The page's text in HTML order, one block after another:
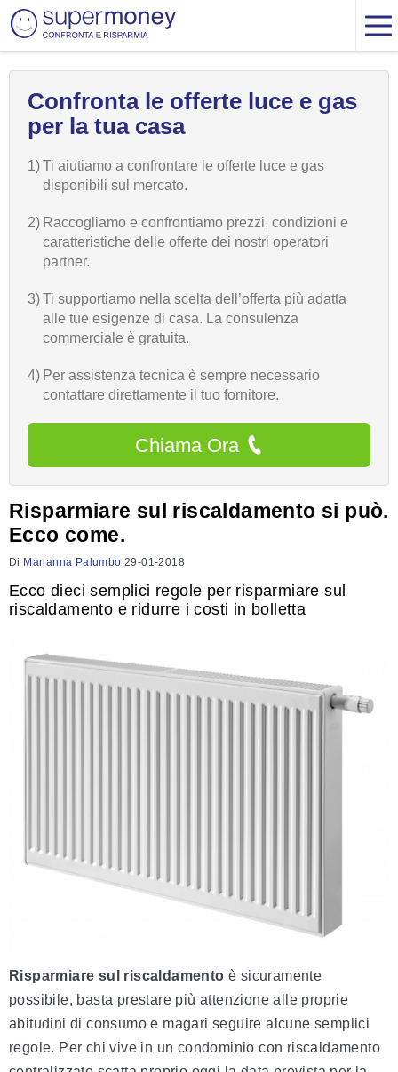
Confronta le offerte luce e gas
per la tua casa
1)Ti aiutiamo a confrontare le offerte luce e gas
disponibili sul mercato.
2) Raccogliamo e confrontiamo prezzi, condizioni e
caratteristiche delle offerte dei nostri operatori
partner.
3)Ti supportiamo nella scelta dell’offerta più adatta
alle tue esigenze di casa. La consulenza
commerciale è gratuita.
4) Per assistenza tecnica è sempre necessario
contattare direttamente il tuo fornitore.
Chiama Ora
Risparmiare sul riscaldamento si può.
Ecco come.
Di Marianna Palumbo 29-01-2018
Ecco dieci semplici regole per risparmiare sul
riscaldamento e ridurre i costi in bolletta
Risparmiare sul riscaldamento è sicuramente
possibile, basta prestare più attenzione alle proprie
abitudini di consumo e magari seguire alcune semplici
regole. Per chi vive in un condominio con riscaldamento